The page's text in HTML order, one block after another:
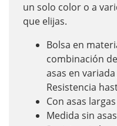
un solo color o a
que elijas.
Bolsa en
combinación
asas en
Resistencia
Con asas
Medida sin